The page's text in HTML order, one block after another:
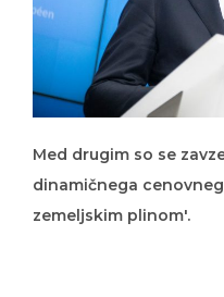
dinamičnega
zemeljskim plinom'.